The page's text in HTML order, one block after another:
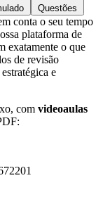
Questões
conta o seu tempo
plataforma de
exatamente o que
de revisão
e
com videoaulas